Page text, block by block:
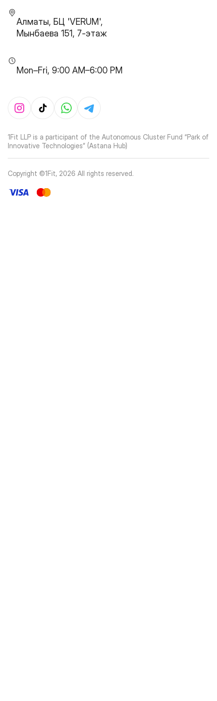
Алматы, БЦ 'VERUM',
Мынбаева 151, 7-этаж
Mon–Fri, 9:00 AM–6:00 PM
1Fit LLP is a participant of the Autonomous Cluster Fund “Park of
Innovative Technologies” (Astana Hub)
Copyright ©1Fit, 2026 All rights reserved.